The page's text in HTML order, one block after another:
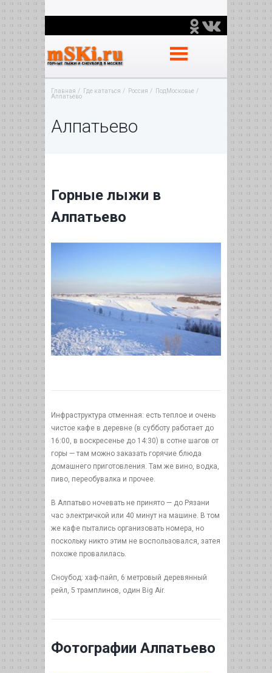
Главная Где кататься Россия
ПодМосковье
Алпатьево
Алпатьево
Горные лыжи в
Алпатьево
Инфраструктура отменная: есть теплое и очень
чистое кафе в деревне (в субботу работает до
16:00, в воскресенье до 14:30) в сотне шагов от
горы — там можно заказать горячие блюда
домашнего приготовления. Там же вино, водка,
пиво, переобувалка и прочее.
В Алпатьво ночевать не принято — до Рязани
час электричкой или 40 минут на машине. В том
же кафе пытались организовать номера, но
поскольку никто этим не воспользовался, затея
похоже провалилась.
Сноубод: хаф-пайп, 6 метровый деревянный
рейл, 5 трамплинов, один Big Air.
Фотографии Алпатьево